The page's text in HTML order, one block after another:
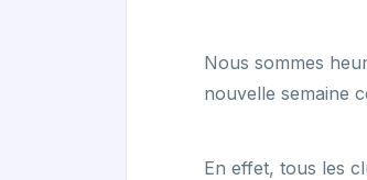
Nous sommes
nouvelle semaine
En effet, tous les